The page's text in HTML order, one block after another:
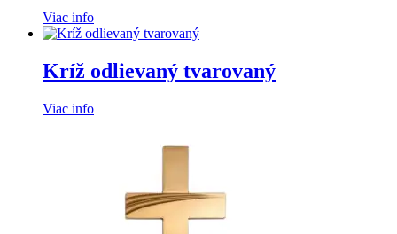
Viac info
Kríž odlievaný tvarovaný
Viac info